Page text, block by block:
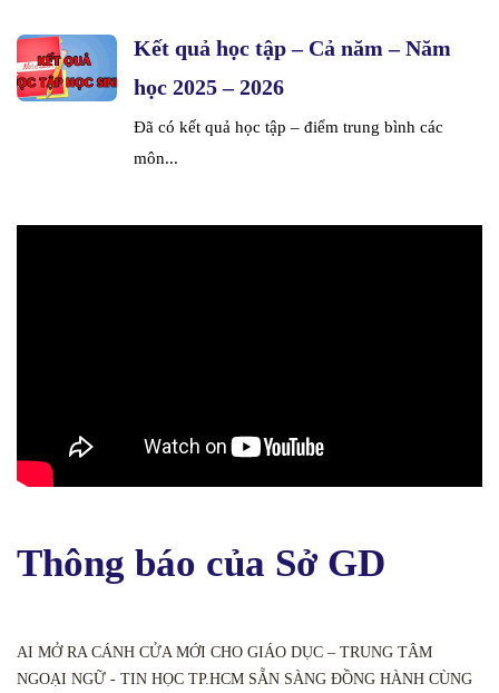
Kết quả học tập – Cả năm – Năm
học 2025 – 2026
Đã có kết quả học tập – điểm trung bình các
môn...
Thông báo của Sở GD
AI MỞ RA CÁNH CỬA MỚI CHO GIÁO DỤC – TRUNG TÂM
NGOẠI NGỮ - TIN HỌC TP.HCM SẴN SÀNG ĐỒNG HÀNH CÙNG